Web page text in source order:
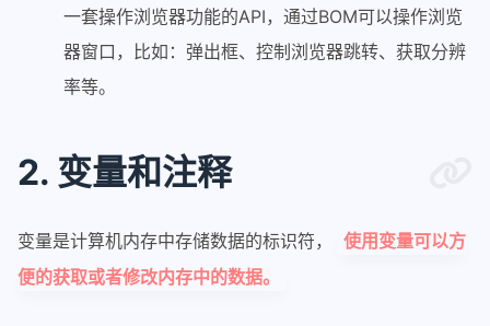
一套操作浏览器功能的API，通过BOM可以操作浏览
器窗口，比如：弹出框、控制浏览器跳转、获取分辨
率等。
2. 变量和注释
变量是计算机内存中存储数据的标识符，
使用变量可以方
便的获取或者修改内存中的数据。